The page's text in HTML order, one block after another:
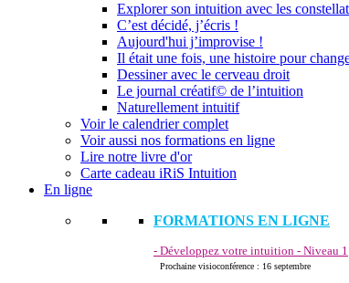
Explorer son intuition avec les
C’est décidé, j’écris !
Aujourd'hui j’improvise !
Il était une fois, une histoire pour
Dessiner avec le cerveau droit
Le journal créatif© de l’intuition
Naturellement intuitif
Voir le calendrier complet
Voir aussi nos formations en ligne
Lire notre livre d'or
Carte cadeau iRiS Intuition
En ligne
FORMATIONS EN LIGNE
- Développez votre intuition - Niveau 1
Prochaine visioconférence : 16 septembre